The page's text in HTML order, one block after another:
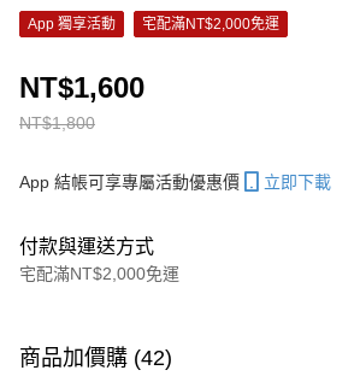
App 獨享活動 宅配滿NT$2,000免運
NT$1,800
NT$1,600
App 結帳可享專屬活動優惠價 立即下載
付款與運送方式
宅配滿NT$2,000免運
信用卡一次付款
商品加價購 (42)